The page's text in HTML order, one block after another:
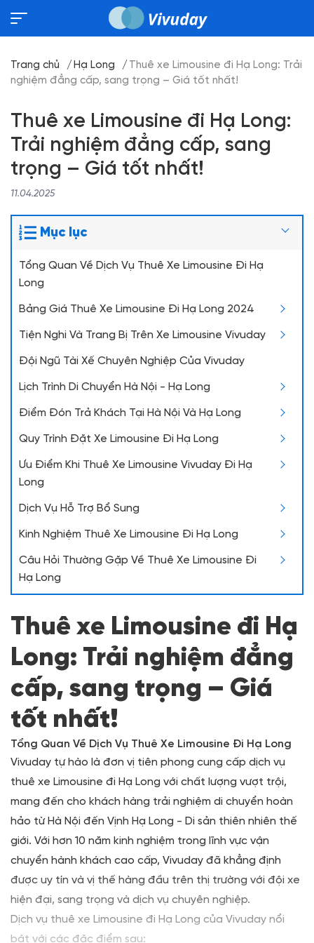
Trang chủ Hạ Long
Thuê xe Limousine đi Hạ Long: Trải
nghiệm đẳng cấp, sang trọng – Giá tốt nhất!
Thuê xe Limousine đi Hạ Long:
Trải nghiệm đẳng cấp, sang
trọng – Giá tốt nhất!
11.04.2025
Mục lục
Tổng Quan Về Dịch Vụ Thuê Xe Limousine Đi Hạ
Long
Bảng Giá Thuê Xe Limousine Đi Hạ Long 2024
Tiện Nghi Và Trang Bị Trên Xe Limousine Vivuday
Đội Ngũ Tài Xế Chuyên Nghiệp Của Vivuday
Lịch Trình Di Chuyển Hà Nội - Hạ Long
Điểm Đón Trả Khách Tại Hà Nội Và Hạ Long
Quy Trình Đặt Xe Limousine Đi Hạ Long
Ưu Điểm Khi Thuê Xe Limousine Vivuday Đi Hạ
Long
Dịch Vụ Hỗ Trợ Bổ Sung
Kinh Nghiệm Thuê Xe Limousine Đi Hạ Long
Câu Hỏi Thường Gặp Về Thuê Xe Limousine Đi
Hạ Long
Thuê xe Limousine đi Hạ
Long: Trải nghiệm đẳng
cấp, sang trọng – Giá
tốt nhất!
Tổng Quan Về Dịch Vụ Thuê Xe Limousine Đi Hạ Long
Vivuday tự hào là đơn vị tiên phong cung cấp dịch vụ
thuê xe Limousine đi Hạ Long với chất lượng vượt trội,
mang đến cho khách hàng trải nghiệm di chuyển hoàn
hảo từ Hà Nội đến Vịnh Hạ Long - Di sản thiên nhiên thế
giới. Với hơn 10 năm kinh nghiệm trong lĩnh vực vận
chuyển hành khách cao cấp, Vivuday đã khẳng định
được uy tín và vị thế hàng đầu trên thị trường với đội xe
hiện đại, sang trọng và dịch vụ chuyên nghiệp.
Dịch vụ thuê xe Limousine đi Hạ Long của Vivuday nổi
bật với các đặc điểm sau: